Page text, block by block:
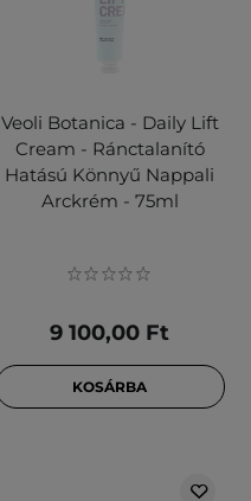
Veoli Botanica - Daily Lift
Cream - Ránctalanító
Hatású Könnyű Nappali
Arckrém - 75ml
9 100,00 Ft
KOSÁRBA